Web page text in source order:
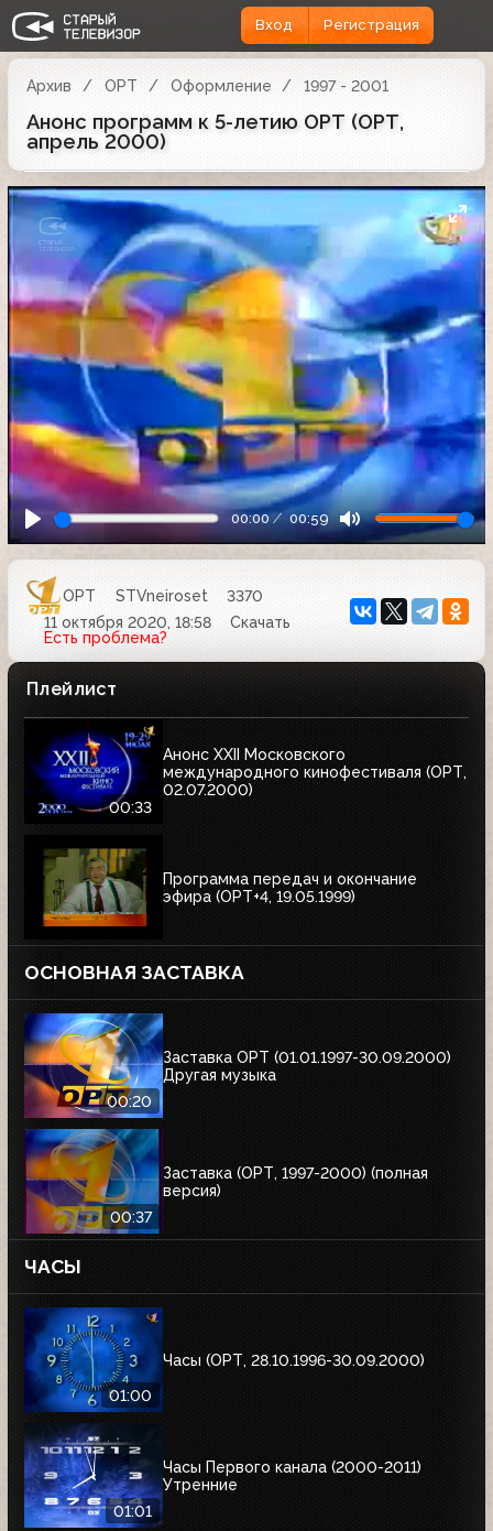
Вход Регистрация
Архив ОРТ Оформление 1997 - 2001
Анонс программ к 5-летию ОРТ (ОРТ,
апрель 2000)
00:00 00:59
ОРТ STVneiroset
3370
11 октября 2020, 18:58
Скачать
Есть проблема?
Плейлист
00:33
Анонс XXII Московского
международного кинофестиваля (ОРТ,
02.07.2000)
Программа передач и окончание
эфира (ОРТ+4, 19.05.1999)
ОСНОВНАЯ ЗАСТАВКА
00:20
Заставка ОРТ (01.01.1997-30.09.2000)
Другая музыка
00:37
Заставка (ОРТ, 1997-2000) (полная
версия)
ЧАСЫ
01:00
Часы (ОРТ, 28.10.1996-30.09.2000)
01:01
Часы Первого канала (2000-2011)
Утренние